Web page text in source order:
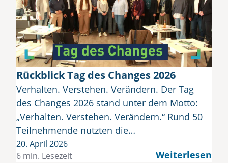
Rückblick Tag des Changes 2026
Verhalten. Verstehen. Verändern. Der Tag
des Changes 2026 stand unter dem Motto:
„Verhalten. Verstehen. Verändern.“ Rund 50
Teilnehmende nutzten die…
20. April 2026
6 min. Lesezeit
Weiterlesen